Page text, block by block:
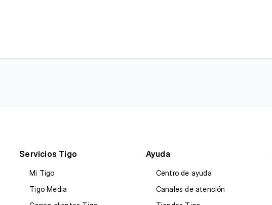
Servicios Tigo
Mi Tigo
Tigo Media
Ayuda
Centro de ayuda
Canales de atención